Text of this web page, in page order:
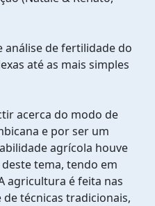
análise de fertilidade do
até as mais simples
acerca do modo de
e por ser um
agrícola houve
tema, tendo em
agricultura é feita nas
técnicas tradicionais,